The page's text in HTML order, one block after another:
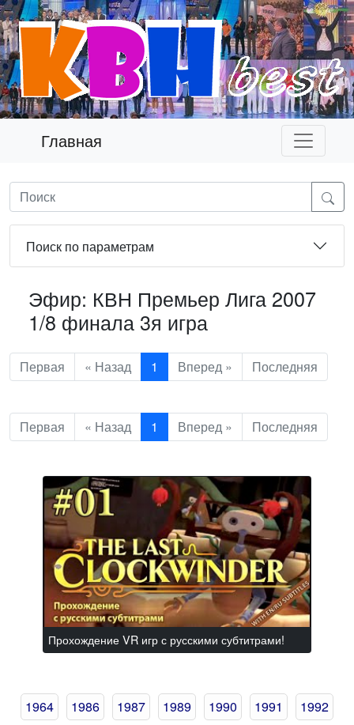
Главная
Поиск по параметрам
Эфир: КВН Премьер Лига 2007
1/8 финала 3я игра
Первая « Назад 1 Вперед » Последняя
Первая « Назад 1 Вперед » Последняя
Прохождение VR игр с русскими субтитрами!
1964 1986 1987 1989 1990 1991
1992